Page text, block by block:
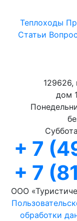
Теплоходы
Статьи
129626,
дом
+ 7
+ 7
ООО
обработки